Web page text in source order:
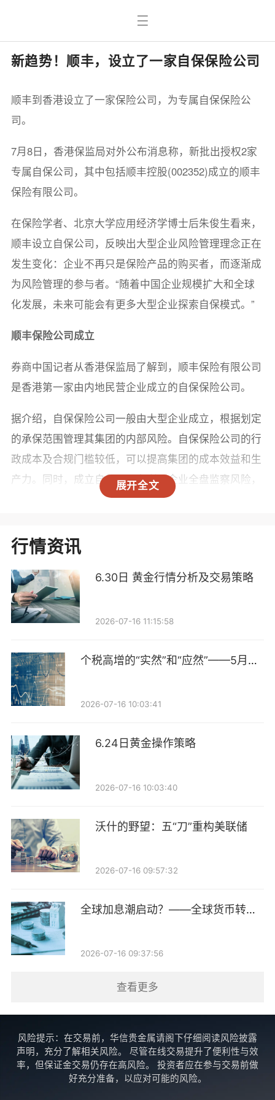
新趋势！顺丰，设立了一家自保保险公司
展开全文
顺丰到香港设立了一家保险公司，为专属自保保险公
司。
7月8日，香港保监局对外公布消息称，新批出授权2家
专属自保公司，其中包括顺丰控股(002352)成立的顺丰
保险有限公司。
在保险学者、北京大学应用经济学博士后朱俊生看来，
顺丰设立自保公司，反映出大型企业风险管理理念正在
发生变化：企业不再只是保险产品的购买者，而逐渐成
为风险管理的参与者。“随着中国企业规模扩大和全球
化发展，未来可能会有更多大型企业探索自保模式。”
顺丰保险公司成立
券商中国记者从香港保监局了解到，顺丰保险有限公司
是香港第一家由内地民营企业成立的自保保险公司。
据介绍，自保保险公司一般由大型企业成立，根据划定
的承保范围管理其集团的内部风险。自保保险公司的行
政成本及合规门槛较低，可以提高集团的成本效益和生
产力。同时，成立自保公司有利于企业全盘监察风险，
提升企业内部的风险管理能力和管治，这一点在企业拓
对复杂风险的韧性。
顺丰控股2025年年报以“数智筑链 领航出海”为题，显示
了其出海布局的业务主线。公开资料显示，顺丰成立于
1993年，已成为亚洲最大、全球第四大综合物流服务提
2025年，顺丰控股实现营业收入3082亿元，归母净利润
111亿元，期末总资产2165亿元。
从业务网络看，顺丰国内业务覆盖所有城市，国际快
业务覆盖200个国家和地区。顺丰控股在2025年年报中
称，展望未来，顺丰将积极拓展全球市场，推动公司业
务可持续健康增长。
朱俊生向券商中国记者分析，顺丰在香港设立自保公
司，本质上是大型企业从“购买保险转移风险”向“主动管
理风险”的转型。
跨境物流的综合型企业而言，风险具有规模大、链条
长、类型复杂等特点，传统商业保险在产品匹配、风险
定价和保障稳定性方面存在一定局限。”朱俊生说。
他认为，设立自保公司，首先有助于提升风险保障的自
赖，优化长期风险成本。
其次，有助于推动风险管理前移。顺丰拥有大量物流运
行情资讯
6.30日 黄金行情分析及交易策略
2026-07-16 11:15:58
个税高增的“实然”和“应然”——5月财
2026-07-16 10:03:41
6.24日黄金操作策略
2026-07-16 10:03:40
沃什的野望：五“刀”重构美联储
2026-07-16 09:57:32
全球加息潮启动？——全球货币转向
2026-07-16 09:37:56
查看更多
风险提示：在交易前，华信贵金属请阁下仔细阅读风险披露
声明，充分了解相关风险。 尽管在线交易提升了便利性与效
率，但保证金交易仍存在高风险。 投资者应在参与交易前做
好充分准备，以应对可能的风险。